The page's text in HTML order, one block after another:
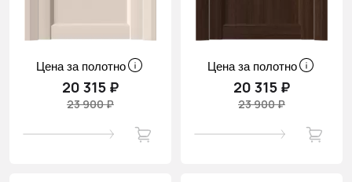
Цена за полотно
20 315 ₽
23 900 ₽
Цена за полотно
20 315 ₽
23 900 ₽